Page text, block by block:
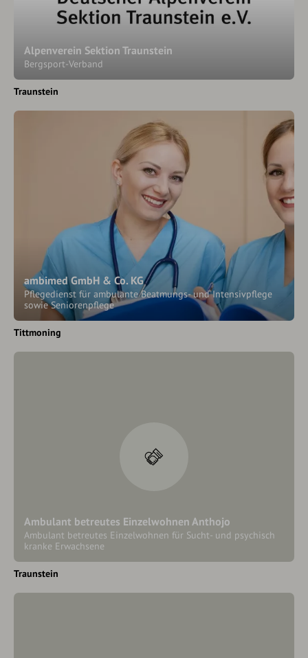
Alpenverein Sektion Traunstein
Bergsport-Verband
Traunstein
ambimed GmbH & Co. KG
Pflegedienst für ambulante Beatmungs- und Intensivpflege
sowie Seniorenpflege
Tittmoning
Ambulant betreutes Einzelwohnen Anthojo
Ambulant betreutes Einzelwohnen für Sucht- und psychisch
kranke Erwachsene
Traunstein